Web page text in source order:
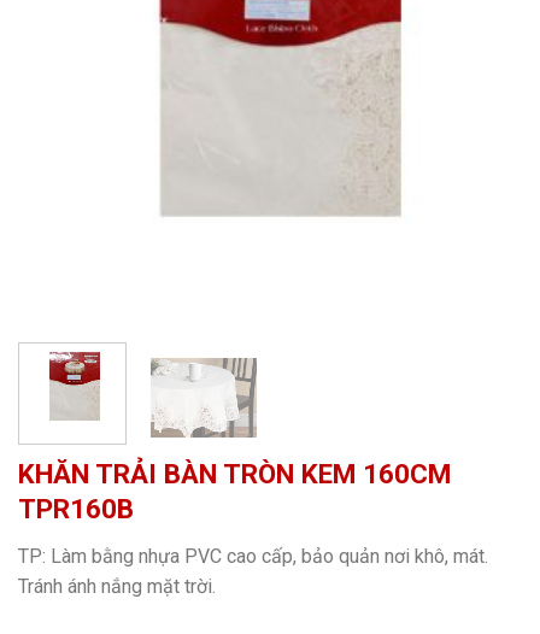
KHĂN TRẢI BÀN TRÒN KEM 160CM
TPR160B
TP: Làm bằng nhựa PVC cao cấp, bảo quản nơi khô, mát.
Tránh ánh nắng mặt trời.